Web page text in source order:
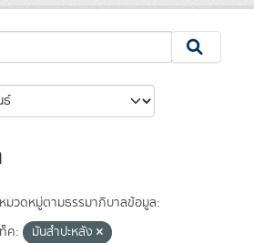
หมวดหมู่ตามธรรมาภิบาลข้อมูล:
ค:
มันสำปะหลัง